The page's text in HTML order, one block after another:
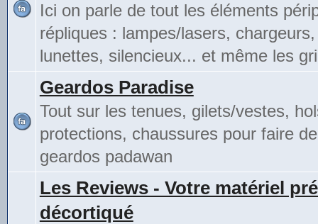
Ici on parle de tout les éléments
répliques : lampes/lasers,
lunettes, silencieux... et même les
Geardos Paradise
Tout sur les tenues, gilets/vestes,
protections, chaussures pour faire
geardos padawan
Les Reviews - Votre matériel
décortiqué